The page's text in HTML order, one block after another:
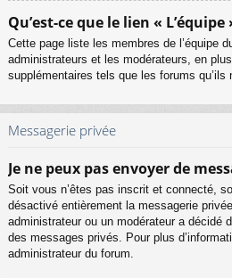
Qu’est-ce que le lien « L’équipe
Cette page liste les membres de l’équipe
administrateurs et les modérateurs, en
supplémentaires tels que les forums qu’ils
Messagerie privée
Je ne peux pas envoyer de
Soit vous n’êtes pas inscrit et connecté,
désactivé entièrement la messagerie
administrateur ou un modérateur a décidé
des messages privés. Pour plus
administrateur du forum.